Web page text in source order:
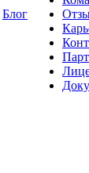
Блог